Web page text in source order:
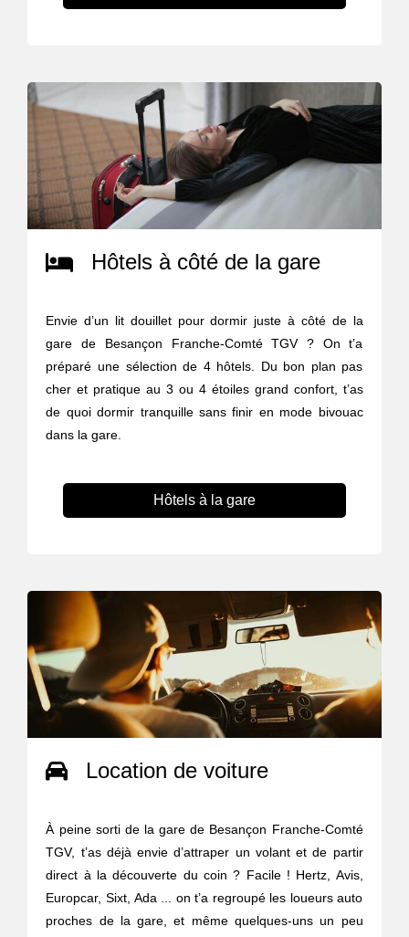
Hôtels à côté de la gare
Envie d’un lit douillet pour dormir juste à côté de la
gare de Besançon Franche-Comté TGV ? On t’a
préparé une sélection de 4 hôtels. Du bon plan pas
cher et pratique au 3 ou 4 étoiles grand confort, t’as
de quoi dormir tranquille sans finir en mode bivouac
dans la gare.
Hôtels à la gare
Location de voiture
À peine sorti de la gare de Besançon Franche-Comté
TGV, t’as déjà envie d’attraper un volant et de partir
direct à la découverte du coin ? Facile ! Hertz, Avis,
Europcar, Sixt, Ada ... on t’a regroupé les loueurs auto
proches de la gare, et même quelques-uns un peu